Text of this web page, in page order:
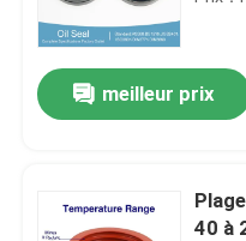
meilleur prix
40 à